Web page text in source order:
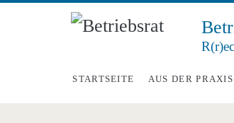
STARTSEITE AUS DER PRAXIS